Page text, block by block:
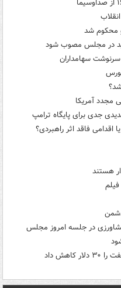
باید در مجلس مصوب شود
سهامداران
مجدد آمریکا
جدی برای پایگاه ترامپ
اقدامی فاقد اثر راهبردی؟
هستند
در جلسه امروز مجلس
داد